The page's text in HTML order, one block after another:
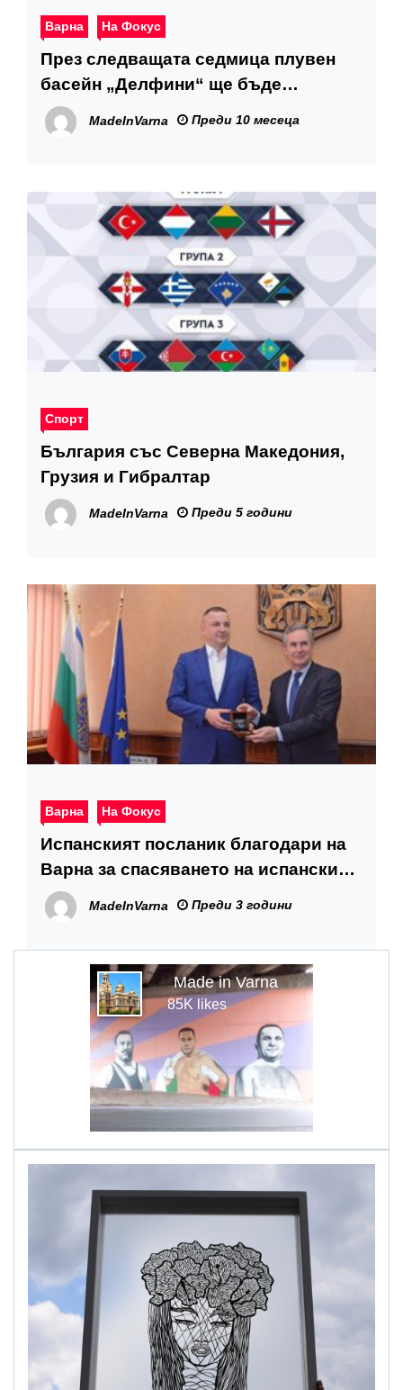
Варна На Фокус
През следващата седмица плувен
басейн „Делфини“ ще бъде
затворен
MadeInVarna Преди 10 месеца
Спорт
България със Северна Македония,
Грузия и Гибралтар
MadeInVarna Преди 5 години
Варна На Фокус
Испанският посланик благодари на
Варна за спасяването на испански
учени
MadeInVarna Преди 3 години
Made in Varna
85K likes